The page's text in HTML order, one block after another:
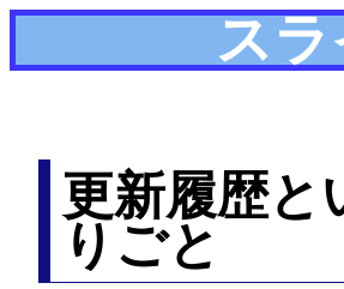
ス
更新履歴と
りごと